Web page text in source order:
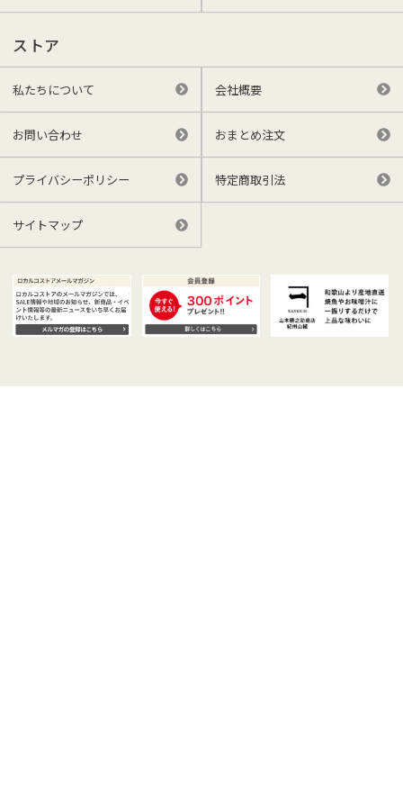
ストア
私たちについて 会社概要
お問い合わせ おまとめ注文
プライバシーポリシー 特定商取引法
サイトマップ